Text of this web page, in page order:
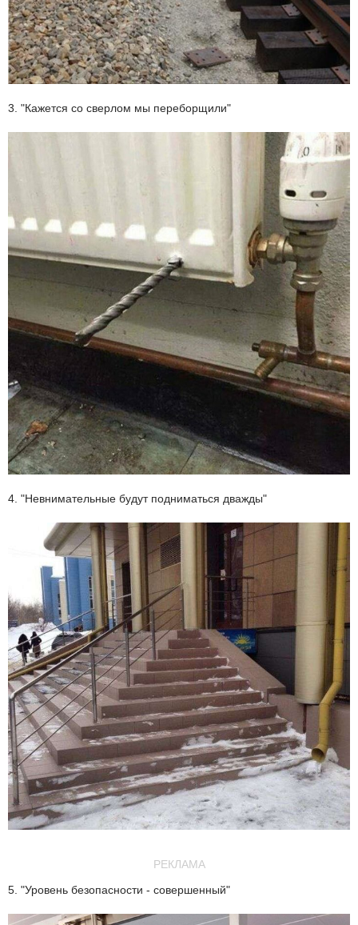
3. "Кажется со сверлом мы переборщили"
4. "Невнимательные будут подниматься дважды"
РЕКЛАМА
5. "Уровень безопасности - совершенный"